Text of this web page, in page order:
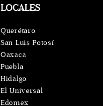
LOCALES
Querétaro
San Luis Potosí
Oaxaca
Puebla
Hidalgo
El Universal
Edomex